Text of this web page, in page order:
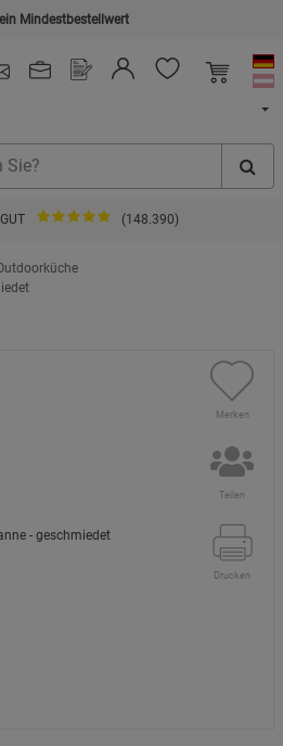
(148.390)
Shop
Merken
Teilen
Drucken